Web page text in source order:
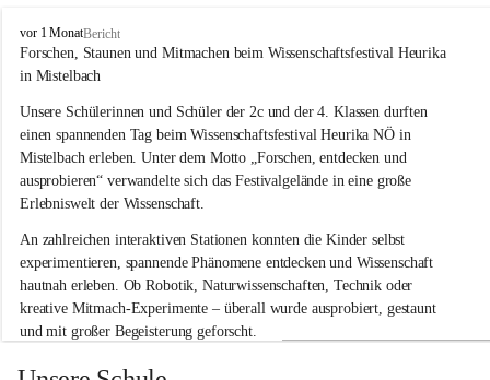
V
o
l
s
s
c
u
l
e
G
l
o
g
g
n
i
vor 1 MonatBericht
Forschen, Staunen und Mitmachen beim Wissenschaftsfestival Heurika
in Mistelbach
Unsere Schülerinnen und Schüler der 2c und der 4. Klassen durften
einen spannenden Tag beim Wissenschaftsfestival Heurika NÖ in
Mistelbach erleben. Unter dem Motto „Forschen, entdecken und
ausprobieren“ verwandelte sich das Festivalgelände in eine große
Erlebniswelt der Wissenschaft.
An zahlreichen interaktiven Stationen konnten die Kinder selbst
experimentieren, spannende Phänomene entdecken und Wissenschaft
hautnah erleben. Ob Robotik, Naturwissenschaften, Technik oder
kreative Mitmach-Experimente – überall wurde ausprobiert, gestaunt
und mit großer Begeisterung geforscht.
Besonders beeindruckend war, dass Wissenschaftlerinnen und